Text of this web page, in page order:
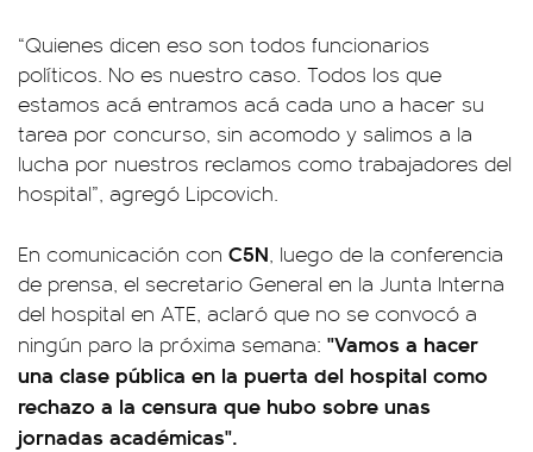
“Quienes dicen eso son todos funcionarios
políticos. No es nuestro caso. Todos los que
estamos acá entramos acá cada uno a hacer su
tarea por concurso, sin acomodo y salimos a la
lucha por nuestros reclamos como trabajadores del
hospital”, agregó Lipcovich.
En comunicación con C5N, luego de la conferencia
de prensa, el secretario General en la Junta Interna
del hospital en ATE, aclaró que no se convocó a
ningún paro la próxima semana: "Vamos a hacer
una clase pública en la puerta del hospital como
rechazo a la censura que hubo sobre unas
jornadas académicas".